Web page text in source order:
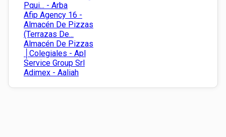
Pqui... - Arba
Afip Agency 16 -
Almacén De Pizzas
(Terrazas De...
Almacén De Pizzas
│Colegiales - Apl
Service Group Srl
Adimex - Aaliah